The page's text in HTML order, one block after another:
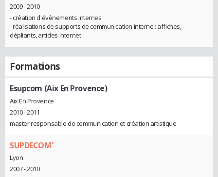
2009 - 2010
- création d'évènements internes
- réalisations de supports de communication interne : affiches,
dépliants, articles internet
Formations
Esupcom (Aix En Provence)
Aix En Provence
2010 - 2011
master responsable de communication et création artistique
SUPDECOM'
Lyon
2007 - 2010